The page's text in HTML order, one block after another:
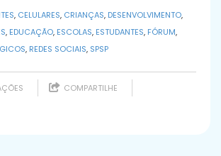
, CELULARES, CRIANÇAS, DESENVOLVIMENTO,
, EDUCAÇÃO, ESCOLAS, ESTUDANTES, FÓRUM,
, REDES SOCIAIS, SPSP
COMPARTILHE